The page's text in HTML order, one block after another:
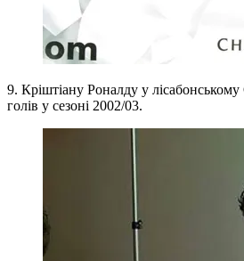
9. Кріштіану Роналду у
голів у сезоні 2002/03.